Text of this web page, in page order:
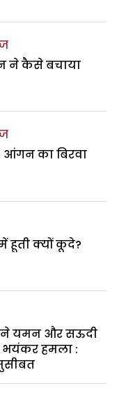
ने कैसे बचाया
आंगन का बिरवा
हूती क्यों कूदे?
ने यमन और सऊदी
भयंकर हमला :